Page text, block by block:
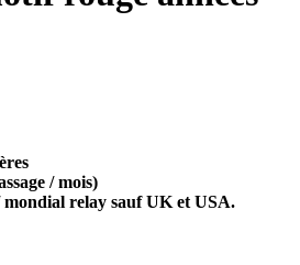
/ mois)
mondial relay sauf UK et USA.